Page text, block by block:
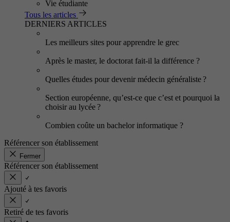
Vie étudiante
Tous les articles
DERNIERS ARTICLES
Les meilleurs sites pour apprendre le grec
Après le master, le doctorat fait-il la différence ?
Quelles études pour devenir médecin généraliste ?
Section européenne, qu’est-ce que c’est et pourquoi la
choisir au lycée ?
Combien coûte un bachelor informatique ?
Référencer son établissement
Fermer
Référencer son établissement
Ajouté à tes favoris
Retiré de tes favoris